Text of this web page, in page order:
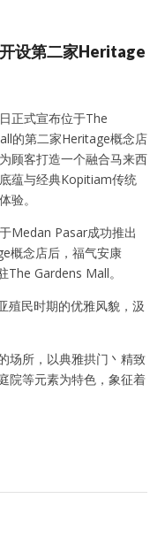
设第二家Heritage
正式宣布位于The
的第二家Heritage概念店
顾客打造一个融合马来西
蕴与经典Kopitiam传统
验。
Medan Pasar成功推出
概念店后，福气安康
Gardens Mall。
殖民时期的优雅风貌，汲
场所，以典雅拱门丶精致
院等元素为特色，象征着